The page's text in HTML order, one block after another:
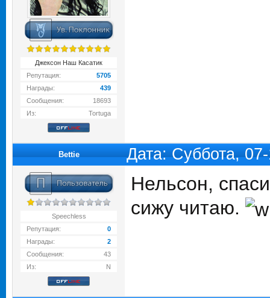
Джексон Наш Касатик
Репутация:
5705
Награды:
439
Сообщения:
18693
Из:
Tortuga
Bettie Дата: Суббота,
Speechless
Репутация:
0
Награды:
2
Сообщения:
43
Из:
N
Нельсон,
сижу читаю.